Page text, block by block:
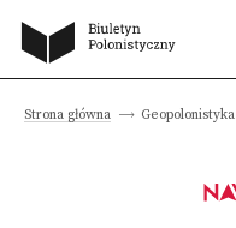
Strona główna Geopolonistyka